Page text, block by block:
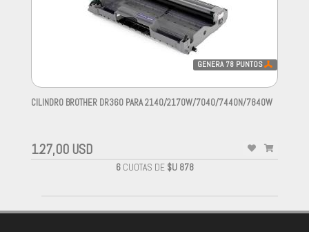
GENERA 78 PUNTOS
CILINDRO BROTHER DR360 PARA 2140/2170W/7040/7440N/7840W
127,00 USD
6CUOTAS DE $U 878